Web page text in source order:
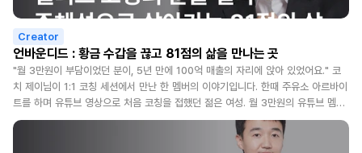
Creator
언바운디드 : 황금 수갑을 끊고 81점의 삶을 만나는 곳
"월 3만원이 부담이었던 분이, 5년 만에 100억 매출의 자리에 앉아 있었어요." 코
치 제이님이 1:1 코칭 세션에서 만난 한 멤버의 이야기입니다. 한때 주유소 아르바이
트를 하며 유튜브 영상으로 처음 코칭을 접했던 젊은 여성. 월 3만원의 유튜브 멤버
십도 부담이라 가입하지 못했던 그분이, 5년 만에 100억 매출 달성을 함께 축하하
고, 다음 단계 목표를 함께 그리고 있었습니다. 그날의 장면을 평생 잊지 못할 것 같